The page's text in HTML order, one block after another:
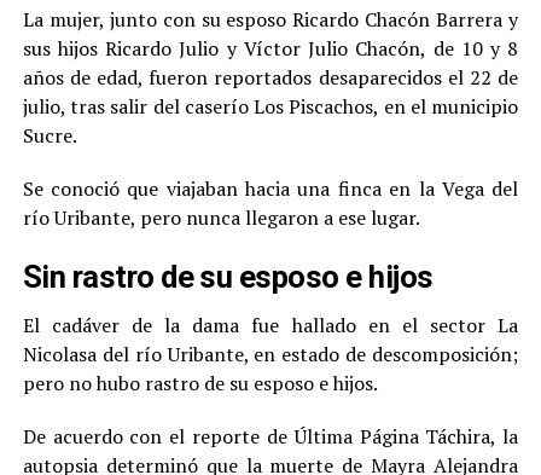
La mujer, junto con su esposo Ricardo Chacón Barrera y
sus hijos Ricardo Julio y Víctor Julio Chacón, de 10 y 8
años de edad, fueron reportados desaparecidos el 22 de
julio, tras salir del caserío Los Piscachos, en el municipio
Sucre.
Se conoció que viajaban hacia una finca en la Vega del
río Uribante, pero nunca llegaron a ese lugar.
Sin rastro de su esposo e hijos
El cadáver de la dama fue hallado en el sector La
Nicolasa del río Uribante, en estado de descomposición;
pero no hubo rastro de su esposo e hijos.
De acuerdo con el reporte de Última Página Táchira, la
autopsia determinó que la muerte de Mayra Alejandra